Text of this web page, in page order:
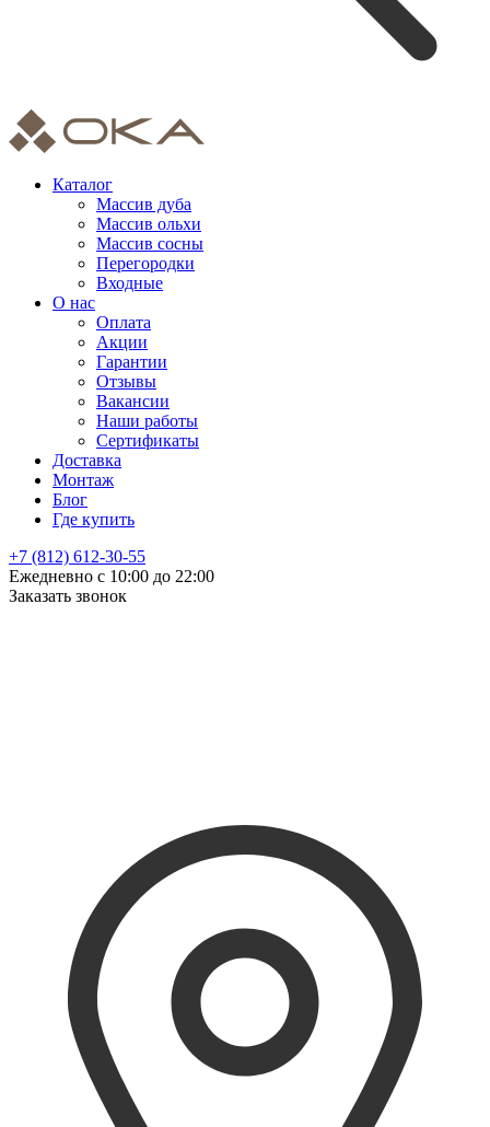
Каталог
Массив дуба
Массив ольхи
Массив сосны
Перегородки
Входные
О нас
Оплата
Акции
Гарантии
Отзывы
Вакансии
Наши работы
Сертификаты
Доставка
Монтаж
Блог
Где купить
+7 (812) 612-30-55
Ежедневно с 10:00 до 22:00
Заказать звонок